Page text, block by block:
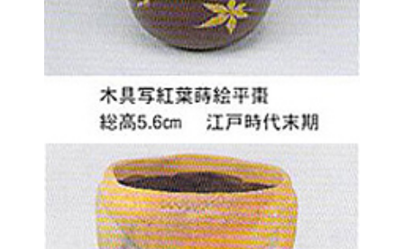
コレクション検索
学芸員のページ（研究紀要）
学芸員のページ（コラム）
教育プログラム
学校向け
大学生向け
ご利用案内・交通アクセス
開館時間・観覧料
交通アクセス
カフェ＆ギャラリー・茶室
カフェ＆ギャラリー
愛知県陶磁美術館について